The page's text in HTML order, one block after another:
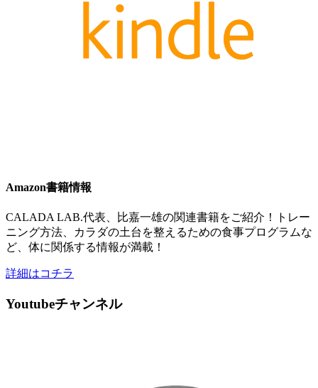
Amazon書籍情報
CALADA LAB.代表、比嘉一雄の関連書籍をご紹介！トレー
ニング方法、カラダの土台を整えるための食事プログラムな
ど、体に関係する情報が満載！
詳細はコチラ
Youtubeチャンネル